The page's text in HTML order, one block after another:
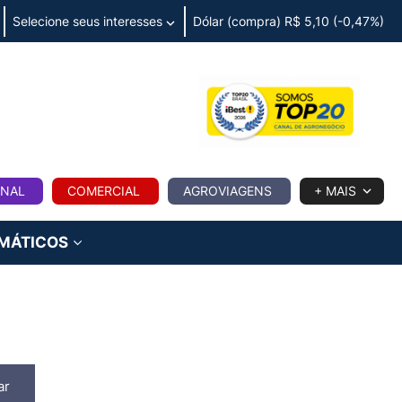
Selecione seus interesses Dólar (compra) R$ 5,10 (-0,47%)
COMERCIAL AGROVIAGENS + MAIS